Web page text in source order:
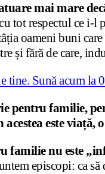
mai mare
tot respectul ce i-l
oameni buni
și fără de care,
pentru familie,
este viață,
nu este
episcopi: ca